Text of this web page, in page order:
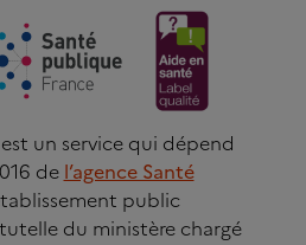
un service qui dépend
de l’agence Santé
public
du ministère chargé